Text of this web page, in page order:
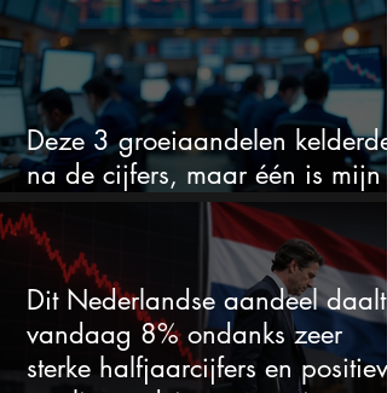
Deze 3 groeiaandelen
na de cijfers, maar één is mijn
duidelijke favoriet
Dit Nederlandse aandeel daalt
vandaag 8% ondanks zeer
sterke halfjaarcijfers en positieve